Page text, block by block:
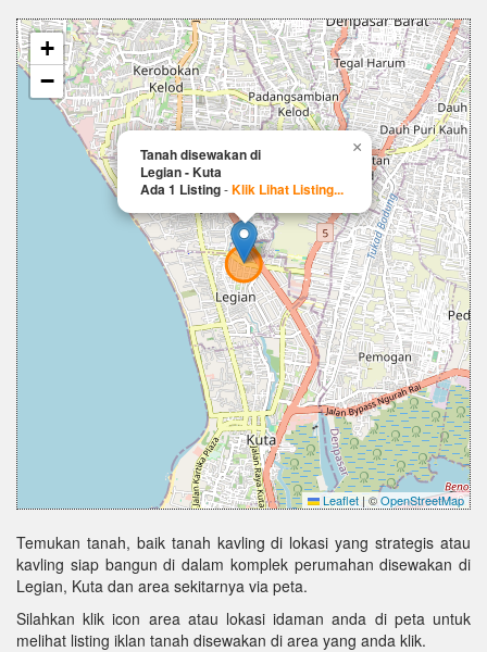
Tanah disewakan di
Legian - Kuta
Ada 1 Listing-Klik Lihat Listing...
×
+
−
Leaflet | ©OpenStreetMap
Temukan tanah, baik tanah kavling di lokasi yang strategis atau
kavling siap bangun di dalam komplek perumahan disewakan di
Legian, Kuta dan area sekitarnya via peta.
Silahkan klik icon area atau lokasi idaman anda di peta untuk
melihat listing iklan tanah disewakan di area yang anda klik.